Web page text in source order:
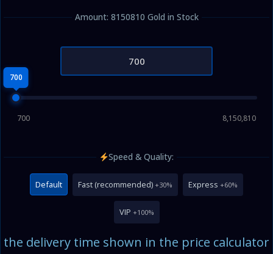
Amount: 8150810 Gold in Stock
700
700 8,150,810
Speed & Quality:
Default Fast (recommended) +30% Express +60%
VIP +100%
the delivery time shown in the price calculator